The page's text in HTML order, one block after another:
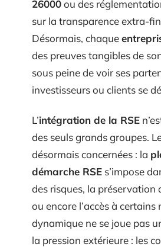
26000ou des
sur la transparence extra-
Désormais, chaque
des preuves tangibles de
sous peine de voir ses
investisseurs ou clients se
L’intégration de la RSE
des seuls grands groupes.
désormais concernées : la
démarche RSE s’impose
des risques, la préservation
ou encore l’accès à certains
dynamique ne se joue pas
la pression extérieure : les